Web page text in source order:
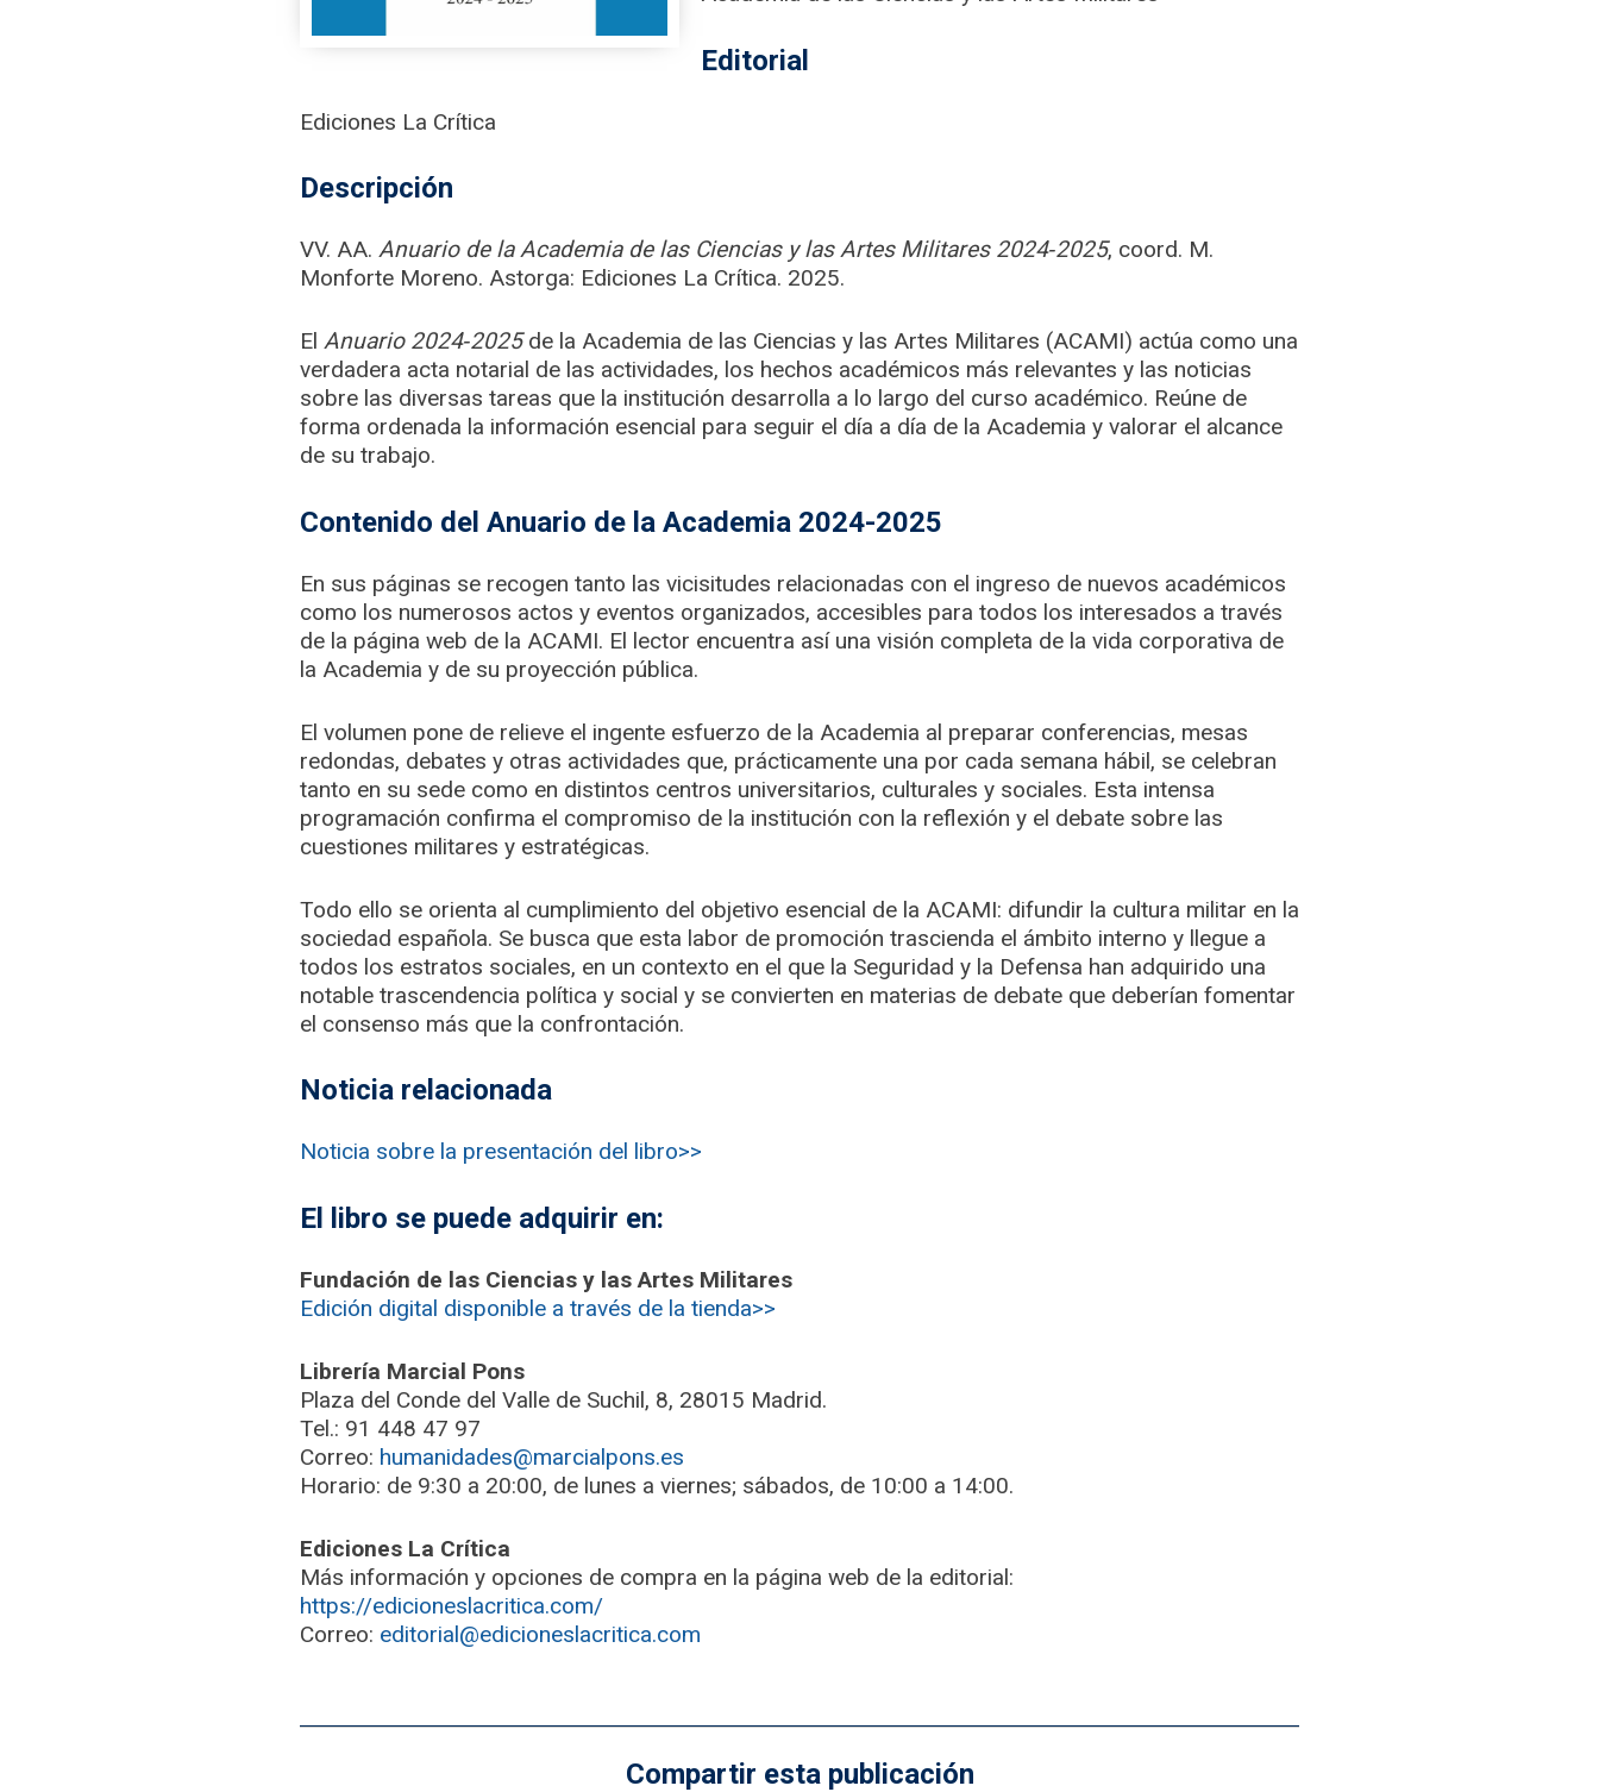
Editorial
Ediciones La Crítica
Descripción
VV. AA. Anuario de la Academia de las Ciencias y las Artes Militares 2024‑2025, coord. M.
Monforte Moreno. Astorga: Ediciones La Crítica. 2025.
El Anuario 2024‑2025de la Academia de las Ciencias y las Artes Militares (ACAMI) actúa como una
verdadera acta notarial de las actividades, los hechos académicos más relevantes y las noticias
sobre las diversas tareas que la institución desarrolla a lo largo del curso académico. Reúne de
forma ordenada la información esencial para seguir el día a día de la Academia y valorar el alcance
de su trabajo.
Contenido del Anuario de la Academia 2024-2025
En sus páginas se recogen tanto las vicisitudes relacionadas con el ingreso de nuevos académicos
como los numerosos actos y eventos organizados, accesibles para todos los interesados a través
de la página web de la ACAMI. El lector encuentra así una visión completa de la vida corporativa de
la Academia y de su proyección pública.
El volumen pone de relieve el ingente esfuerzo de la Academia al preparar conferencias, mesas
redondas, debates y otras actividades que, prácticamente una por cada semana hábil, se celebran
tanto en su sede como en distintos centros universitarios, culturales y sociales. Esta intensa
programación confirma el compromiso de la institución con la reflexión y el debate sobre las
cuestiones militares y estratégicas.
Todo ello se orienta al cumplimiento del objetivo esencial de la ACAMI: difundir la cultura militar en la
sociedad española. Se busca que esta labor de promoción trascienda el ámbito interno y llegue a
todos los estratos sociales, en un contexto en el que la Seguridad y la Defensa han adquirido una
notable trascendencia política y social y se convierten en materias de debate que deberían fomentar
el consenso más que la confrontación.
Noticia relacionada
Noticia sobre la presentación del libro>>
El libro se puede adquirir en:
Fundación de las Ciencias y las Artes Militares
Edición digital disponible a través de la tienda>>
Librería Marcial Pons
Plaza del Conde del Valle de Suchil, 8, 28015 Madrid.
Tel.: 91 448 47 97
Correo: humanidades@marcialpons.es
Horario: de 9:30 a 20:00, de lunes a viernes; sábados, de 10:00 a 14:00.
Ediciones La Crítica
Más información y opciones de compra en la página web de la editorial:
https://edicioneslacritica.com/
Correo: editorial@edicioneslacritica.com
Compartir esta publicación